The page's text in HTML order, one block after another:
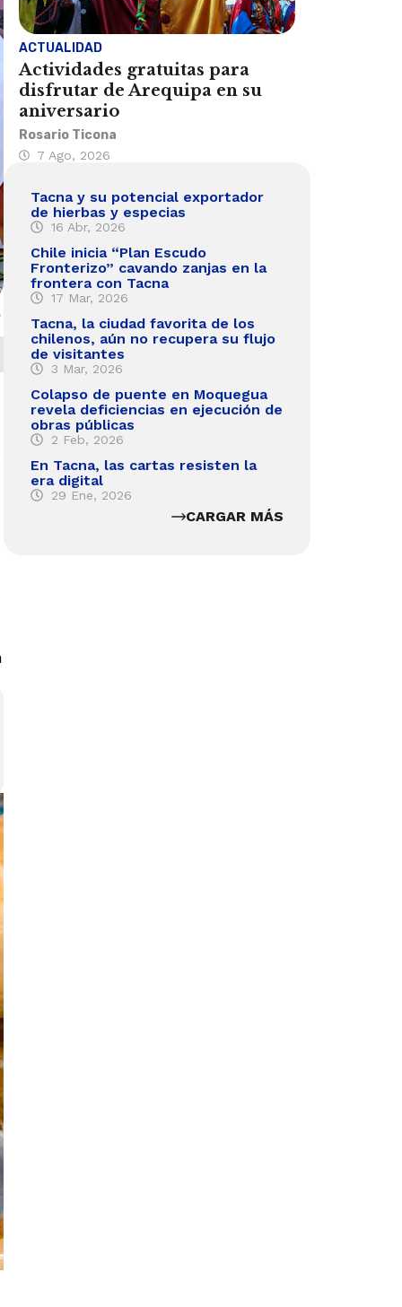
ACTUALIDAD
Actividades gratuitas para
disfrutar de Arequipa en su
aniversario
Rosario Ticona
7 Ago, 2026
Tacna y su potencial exportador
de hierbas y especias
16 Abr, 2026
Chile inicia “Plan Escudo
Fronterizo” cavando zanjas en la
frontera con Tacna
17 Mar, 2026
Tacna, la ciudad favorita de los
chilenos, aún no recupera su flujo
de visitantes
3 Mar, 2026
Colapso de puente en Moquegua
revela deficiencias en ejecución de
obras públicas
2 Feb, 2026
En Tacna, las cartas resisten la
era digital
29 Ene, 2026
CARGAR MÁS